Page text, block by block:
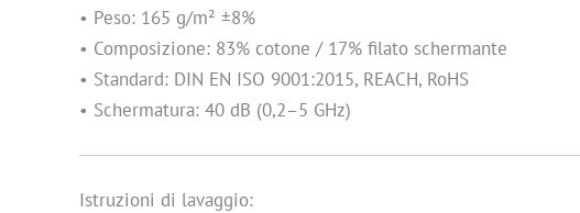
• Peso: 165 g/m² ±8%
• Composizione: 83% cotone / 17% filato schermante
• Standard: DIN EN ISO 9001:2015, REACH, RoHS
• Schermatura: 40 dB (0,2–5 GHz)
Istruzioni di lavaggio: